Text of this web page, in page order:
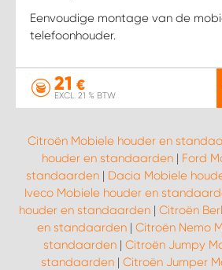
Eenvoudige montage van de
telefoonhouder.
21 €
EXCL. 21 % BTW
Citroën Mobiele houder en
houder en standaarden| Ford
standaarden| Dacia Mobiele
Iveco Mobiele houder en
houder en standaarden| Citroën
en standaarden | Citroën Nemo
standaarden| Citroën Jumpy
standaarden| Citroën Jumper